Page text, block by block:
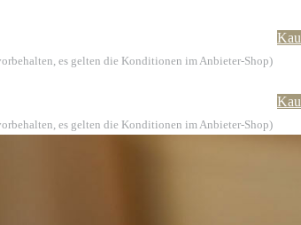
es gelten die Konditionen im Anbieter-Shop)
es gelten die Konditionen im Anbieter-Shop)